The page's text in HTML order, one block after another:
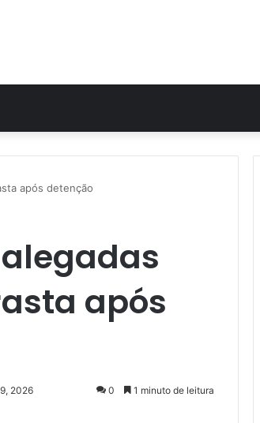
após detenção
após
2026 0 1 minuto de leitura